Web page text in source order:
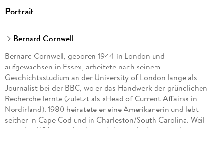
Portrait
Bernard Cornwell
Bernard Cornwell, geboren 1944 in London und
aufgewachsen in Essex, arbeitete nach seinem
Geschichtsstudium an der University of London lange als
Journalist bei der BBC, wo er das Handwerk der gründlichen
Recherche lernte (zuletzt als «Head of Current Affairs» in
Nordirland). 1980 heiratete er eine Amerikanerin und lebt
seither in Cape Cod und in Charleston/South Carolina. Weil
er in den USA zunächst keine Arbeitserlaubnis erhielt,